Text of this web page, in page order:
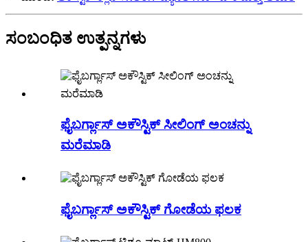
ಸಂಬಂಧಿತ ಉತ್ಪನ್ನಗಳು
ಫೈಬರ್ಗ್ಲಾಸ್ ಅಕೌಸ್ಟಿಕ್ ಸೀಲಿಂಗ್ ಅಂಚನ್ನು
ಮರೆಮಾಡಿ
ಫೈಬರ್ಗ್ಲಾಸ್ ಅಕೌಸ್ಟಿಕ್ ಗೋಡೆಯ ಫಲಕ